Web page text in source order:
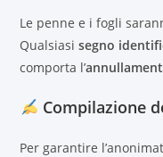
Le penne e i fogli
Qualsiasisegno
comporta l’
Compilazione
Per garantire